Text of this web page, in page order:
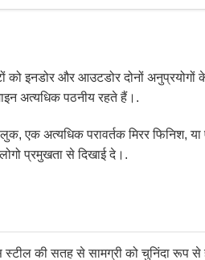
इनडोर और आउटडोर दोनों अनुप्रयोगों
अत्यधिक पठनीय रहते हैं।.
एक अत्यधिक परावर्तक मिरर फिनिश,
प्रमुखता से दिखाई दे।.
की सतह से सामग्री को चुनिंदा रूप